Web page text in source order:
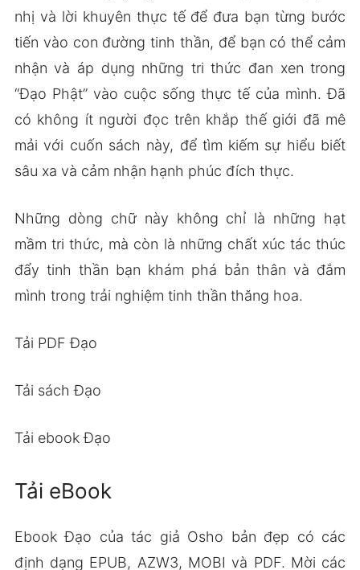
nhị và lời khuyên thực tế để đưa bạn từng bước
tiến vào con đường tinh thần, để bạn có thể cảm
nhận và áp dụng những tri thức đan xen trong
“Đạo Phật” vào cuộc sống thực tế của mình. Đã
có không ít người đọc trên khắp thế giới đã mê
mải với cuốn sách này, để tìm kiếm sự hiểu biết
sâu xa và cảm nhận hạnh phúc đích thực.
Những dòng chữ này không chỉ là những hạt
mầm tri thức, mà còn là những chất xúc tác thúc
đẩy tinh thần bạn khám phá bản thân và đắm
mình trong trải nghiệm tinh thần thăng hoa.
Tải PDF Đạo
Tải sách Đạo
Tải ebook Đạo
Tải eBook
Ebook Đạo của tác giả Osho bản đẹp có các
định dạng EPUB, AZW3, MOBI và PDF. Mời các